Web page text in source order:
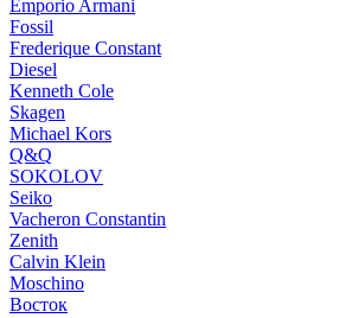
Emporio Armani
Fossil
Frederique Constant
Diesel
Kenneth Cole
Skagen
Michael Kors
Q&Q
SOKOLOV
Seiko
Vacheron Constantin
Zenith
Calvin Klein
Moschino
Восток